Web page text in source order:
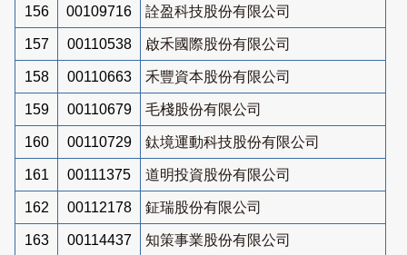
156 00109716 詮盈科技股份有限公司
157 00110538 啟禾國際股份有限公司
158 00110663 禾豐資本股份有限公司
159 00110679 毛棧股份有限公司
160 00110729 鈦境運動科技股份有限公司
161 00111375 道明投資股份有限公司
162 00112178 鉦瑞股份有限公司
163 00114437 知策事業股份有限公司